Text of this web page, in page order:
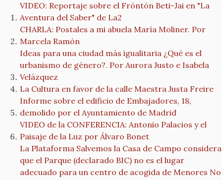
VIDEO: Reportaje sobre el Fróntón Beti-Jai en "La
Aventura del Saber" de La2
CHARLA: Postales a mi abuela María Moliner. Por
Marcela Ramón
Ideas para una ciudad más igualitaria ¿Qué es el
urbanismo de género?. Por Aurora Justo e Isabela
Velázquez
La Cultura en favor de la calle Maestra Justa Freire
Informe sobre el edificio de Embajadores, 18,
demolido por el Ayuntamiento de Madrid
VIDEO de la CONFERENCIA: Antonio Palacios y el
Paisaje de la Luz por Álvaro Bonet
La Plataforma Salvemos la Casa de Campo considera
que el Parque (declarado BIC) no es el lugar
adecuado para un centro de acogida de Menores No